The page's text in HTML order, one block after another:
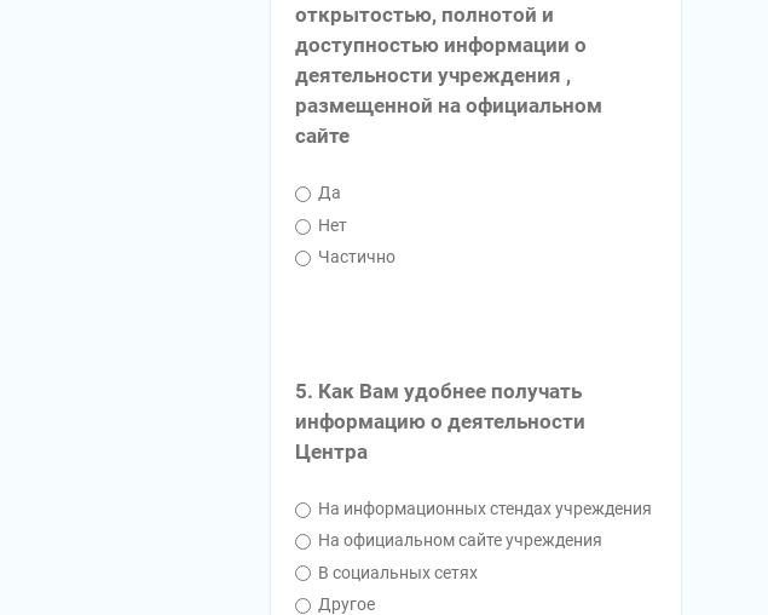
открытостью, полнотой и
доступностью информации о
деятельности учреждения ,
размещенной на официальном
сайте
Да
Нет
Частично
5. Как Вам удобнее получать
информацию о деятельности
Центра
На информационных стендах учреждения
На официальном сайте учреждения
В социальных сетях
Другое